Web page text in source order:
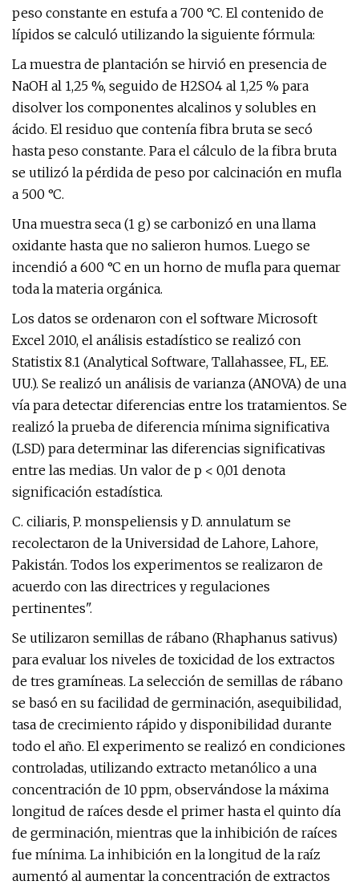
peso constante en estufa a 700 °C. El contenido de
lípidos se calculó utilizando la siguiente fórmula:
La muestra de plantación se hirvió en presencia de
NaOH al 1,25 %, seguido de H2SO4 al 1,25 % para
disolver los componentes alcalinos y solubles en
ácido. El residuo que contenía fibra bruta se secó
hasta peso constante. Para el cálculo de la fibra bruta
se utilizó la pérdida de peso por calcinación en mufla
a 500 °C.
Una muestra seca (1 g) se carbonizó en una llama
oxidante hasta que no salieron humos. Luego se
incendió a 600 °C en un horno de mufla para quemar
toda la materia orgánica.
Los datos se ordenaron con el software Microsoft
Excel 2010, el análisis estadístico se realizó con
Statistix 8.1 (Analytical Software, Tallahassee, FL, EE.
UU.). Se realizó un análisis de varianza (ANOVA) de una
vía para detectar diferencias entre los tratamientos. Se
realizó la prueba de diferencia mínima significativa
(LSD) para determinar las diferencias significativas
entre las medias. Un valor de p < 0,01 denota
significación estadística.
C. ciliaris, P. monspeliensis y D. annulatum se
recolectaron de la Universidad de Lahore, Lahore,
Pakistán. Todos los experimentos se realizaron de
acuerdo con las directrices y regulaciones
pertinentes".
Se utilizaron semillas de rábano (Rhaphanus sativus)
para evaluar los niveles de toxicidad de los extractos
de tres gramíneas. La selección de semillas de rábano
se basó en su facilidad de germinación, asequibilidad,
tasa de crecimiento rápido y disponibilidad durante
todo el año. El experimento se realizó en condiciones
controladas, utilizando extracto metanólico a una
concentración de 10 ppm, observándose la máxima
longitud de raíces desde el primer hasta el quinto día
de germinación, mientras que la inhibición de raíces
fue mínima. La inhibición en la longitud de la raíz
aumentó al aumentar la concentración de extractos